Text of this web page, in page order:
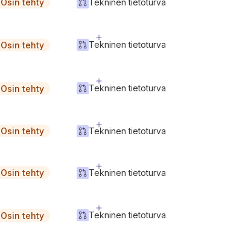
Osin tehty
Osin tehty Tekninen tietoturva
Osin tehty Tekninen tietoturva
Osin tehty Tekninen tietoturva
Osin tehty Tekninen tietoturva
Osin tehty Tekninen tietoturva